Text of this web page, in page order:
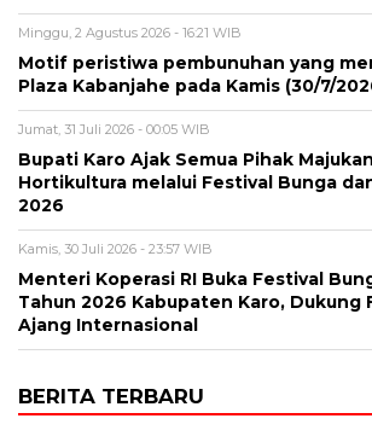
Minggu, 2 Agustus 2026 - 16:21 WIB
Motif peristiwa pembunuhan yang
Plaza Kabanjahe pada Kamis (30/7/
Jumat, 31 Juli 2026 - 00:05 WIB
Bupati Karo Ajak Semua Pihak
Hortikultura melalui Festival Bunga
2026
Kamis, 30 Juli 2026 - 23:57 WIB
Menteri Koperasi RI Buka Festival
Tahun 2026 Kabupaten Karo, Dukung
Ajang Internasional
BERITA TERBARU